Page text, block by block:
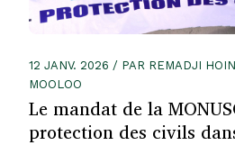
12 JANV. 2026 / PAR REMADJI
MOOLOO
Le mandat de la
protection des civils